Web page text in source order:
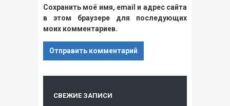
Сохранить моё имя, email и адрес сайта
в этом браузере для последующих
моих комментариев.
СВЕЖИЕ ЗАПИСИ